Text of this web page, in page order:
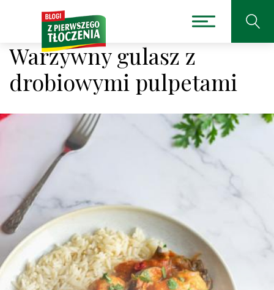
Warzywny gulasz z
drobiowymi pulpetami